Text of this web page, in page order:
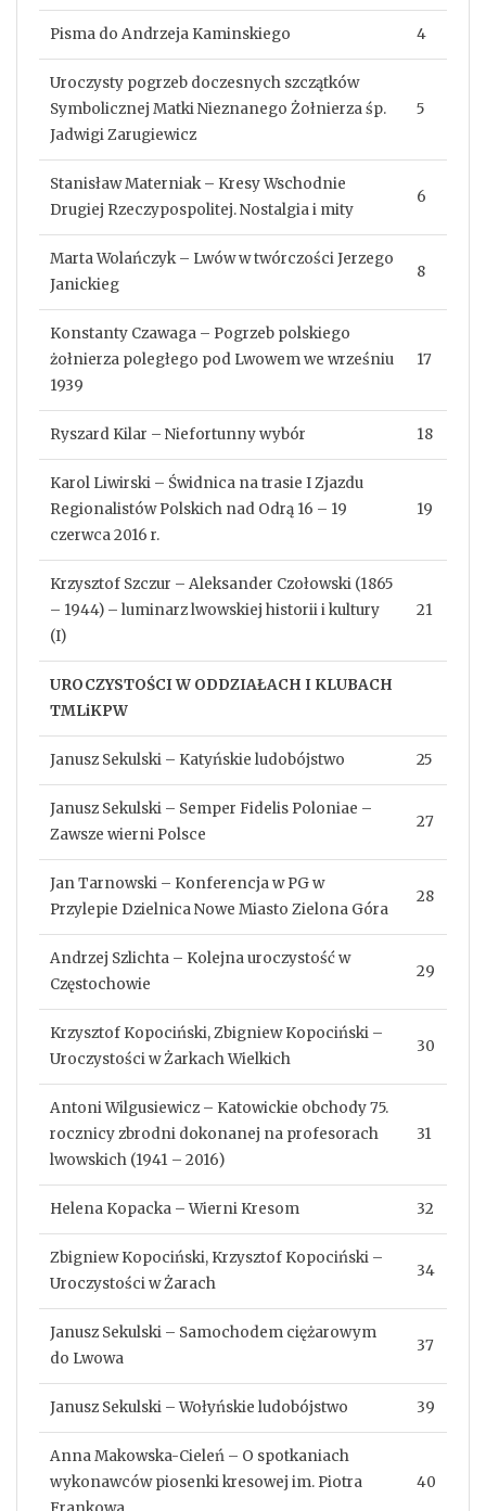
Pisma do Andrzeja Kaminskiego 4
Uroczysty pogrzeb doczesnych szczątków
Symbolicznej Matki Nieznanego Żołnierza śp.
Jadwigi Zarugiewicz
5
Stanisław Materniak – Kresy Wschodnie
Drugiej Rzeczypospolitej. Nostalgia i mity
6
Marta Wolańczyk – Lwów w twórczości Jerzego
Janickieg
8
Konstanty Czawaga – Pogrzeb polskiego
żołnierza poległego pod Lwowem we wrześniu
1939
17
Ryszard Kilar – Niefortunny wybór 18
Karol Liwirski – Świdnica na trasie I Zjazdu
Regionalistów Polskich nad Odrą 16 – 19
czerwca 2016 r.
19
Krzysztof Szczur – Aleksander Czołowski (1865
– 1944) – luminarz lwowskiej historii i kultury
(I)
21
UROCZYSTOŚCI W ODDZIAŁACH I KLUBACH
TMLiKPW
Janusz Sekulski – Katyńskie ludobójstwo 25
Janusz Sekulski – Semper Fidelis Poloniae –
Zawsze wierni Polsce
27
Jan Tarnowski – Konferencja w PG w
Przylepie Dzielnica Nowe Miasto Zielona Góra
28
Andrzej Szlichta – Kolejna uroczystość w
Częstochowie
29
Krzysztof Kopociński, Zbigniew Kopociński –
Uroczystości w Żarkach Wielkich
30
Antoni Wilgusiewicz – Katowickie obchody 75.
rocznicy zbrodni dokonanej na profesorach
lwowskich (1941 – 2016)
31
Helena Kopacka – Wierni Kresom 32
Zbigniew Kopociński, Krzysztof Kopociński –
Uroczystości w Żarach
34
Janusz Sekulski – Samochodem ciężarowym
do Lwowa
37
Janusz Sekulski – Wołyńskie ludobójstwo 39
Anna Makowska-Cieleń – O spotkaniach
wykonawców piosenki kresowej im. Piotra
40